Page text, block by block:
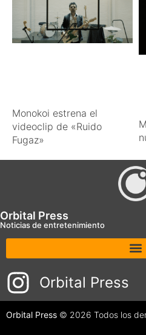
Monokoi estrena el
videoclip de «Ruido
Fugaz»
Orbital Press
Noticias de entretenimiento
Orbital Press
Orbital Press © 2026 Todos los